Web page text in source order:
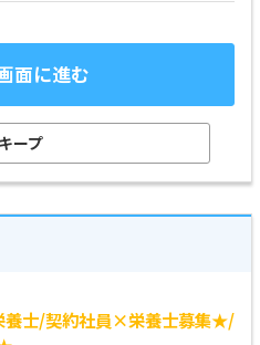
面に進む
キープ
養士/契約社員×栄養士募集★/